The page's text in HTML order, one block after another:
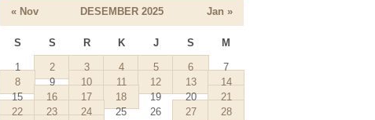
DESEMBER 2025
S S R K J S M
« Nov Jan »
1 2 3 4 5 6
7
8
9 10 11 12 13
14
15
16 17 18 19 20
21
22
23 24 25 26 27
28